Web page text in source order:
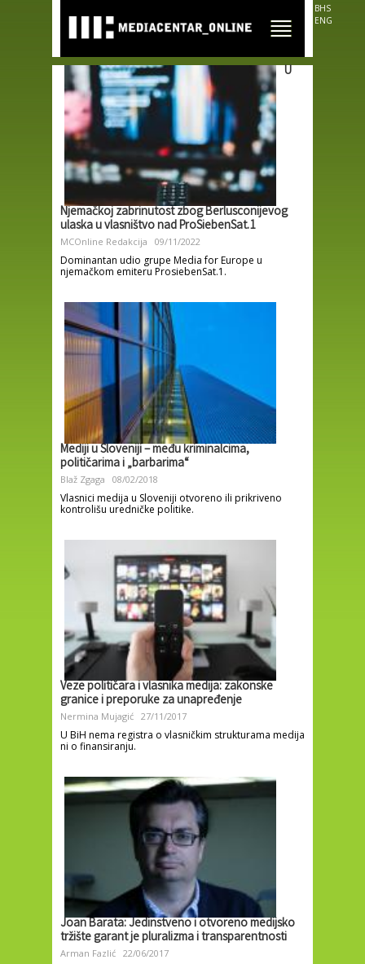
main
content
BHS
ENG
U
Njemačkoj zabrinutost zbog Berlusconijevog
ulaska u vlasništvo nad ProSiebenSat.1
MCOnline Redakcija 09/11/2022
Dominantan udio grupe Media for Europe u
njemačkom emiteru ProsiebenSat.1.
Mediji u Sloveniji – među kriminalcima,
političarima i „barbarima“
Blaž Zgaga 08/02/2018
Vlasnici medija u Sloveniji otvoreno ili prikriveno
kontrolišu uredničke politike.
Veze političara i vlasnika medija: zakonske
granice i preporuke za unapređenje
Nermina Mujagić 27/11/2017
U BiH nema registra o vlasničkim strukturama medija
ni o finansiranju.
Joan Barata: Jedinstveno i otvoreno medijsko
tržište garant je pluralizma i transparentnosti
Arman Fazlić 22/06/2017